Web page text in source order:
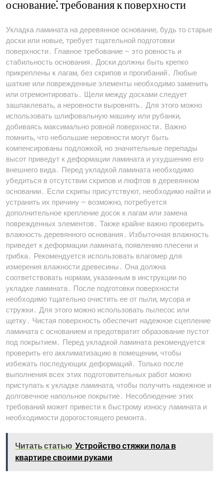
основание⁚ требования к поверхности
Укладка ламината на деревянное основание, будь то старые
доски или новые, требует тщательной подготовки
поверхности․ Главное требование – это ровность и
стабильность основания․ Доски должны быть крепко
прикреплены к лагам, без скрипов и прогибаний․ Любые
шаткие или поврежденные элементы необходимо заменить
или отремонтировать․ Щели между досками следует
зашпаклевать, а неровности выровнять․ Для этого можно
использовать шлифовальную машину или рубанки,
добиваясь максимально ровной поверхности․ Важно
помнить, что небольшие неровности могут быть
компенсированы подложкой, но значительные перепады
высот приведут к деформации ламината и ухудшению его
внешнего вида․ Перед укладкой ламината необходимо
убедиться в отсутствии скрипов и люфтов в деревянном
основании․ Если скрипы присутствуют, необходимо найти и
устранить их причину – возможно, потребуется
дополнительное крепление досок к лагам или замена
поврежденных элементов․ Также крайне важно проверить
влажность деревянного основания․ Избыточная влажность
приведет к деформации ламината, появлению плесени и
грибка․ Рекомендуется использовать влагомер для
измерения влажности древесины․ Она должна
соответствовать нормам, указанным в инструкции по
укладке ламината․ После подготовки поверхности
необходимо тщательно очистить ее от пыли, мусора и
стружки․ Для этого можно использовать пылесос или
щетку․ Чистая поверхность обеспечит надежное сцепление
ламината с основанием и предотвратит образование пустот
под покрытием․ Перед укладкой ламината рекомендуется
проверить его акклиматизацию в помещении, чтобы
избежать последующих деформаций․ Только после
выполнения всех этих подготовительных работ можно
приступать к укладке ламината, чтобы получить надежное и
долговечное напольное покрытие․ Несоблюдение этих
требований может привести к быстрому износу ламината и
необходимости дорогостоящего ремонта․
Читать статью Устройство стяжки пола в
квартире своими руками